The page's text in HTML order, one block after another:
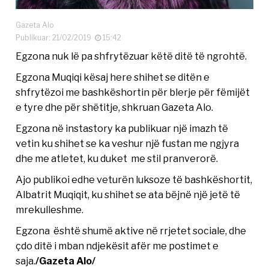
Gazeta Alo
Publikuar: 21/02/2019
15:42
Egzona nuk lë pa shfrytëzuar këtë ditë të ngrohtë.
Egzona Muqiqi kësaj here shihet se ditën e
shfrytëzoi me bashkëshortin për blerje për fëmijët
e tyre dhe për shëtitje, shkruan Gazeta Alo.
Egzona në instastory ka publikuar një imazh të
vetin ku shihet se ka veshur një fustan me ngjyra
dhe me atletet, ku duket me stil pranverorë.
Ajo publikoi edhe veturën luksoze të bashkëshortit,
Albatrit Muqiqit, ku shihet se ata bëjnë një jetë të
mrekulleshme.
Egzona është shumë aktive në rrjetet sociale, dhe
çdo ditë i mban ndjekësit afër me postimet e
saja./Gazeta Alo/